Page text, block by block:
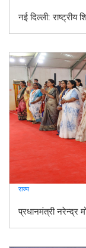
नई दिल्ली: राष्ट्रीय
राज्य
प्रधानमंत्री नरेन्द्र